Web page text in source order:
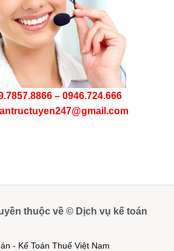
– 0946.724.666
thuộc về © Dịch vụ kế toán
- Kế Toán Thuế Việt Nam